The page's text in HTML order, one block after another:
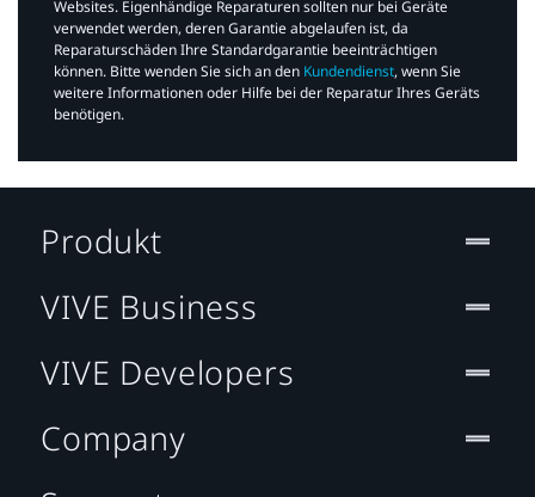
Websites. Eigenhändige Reparaturen sollten nur bei Geräte
verwendet werden, deren Garantie abgelaufen ist, da
Reparaturschäden Ihre Standardgarantie beeinträchtigen
können. Bitte wenden Sie sich an den Kundendienst, wenn Sie
weitere Informationen oder Hilfe bei der Reparatur Ihres Geräts
benötigen.​
Produkt
VIVE Business
VIVE Developers
Company